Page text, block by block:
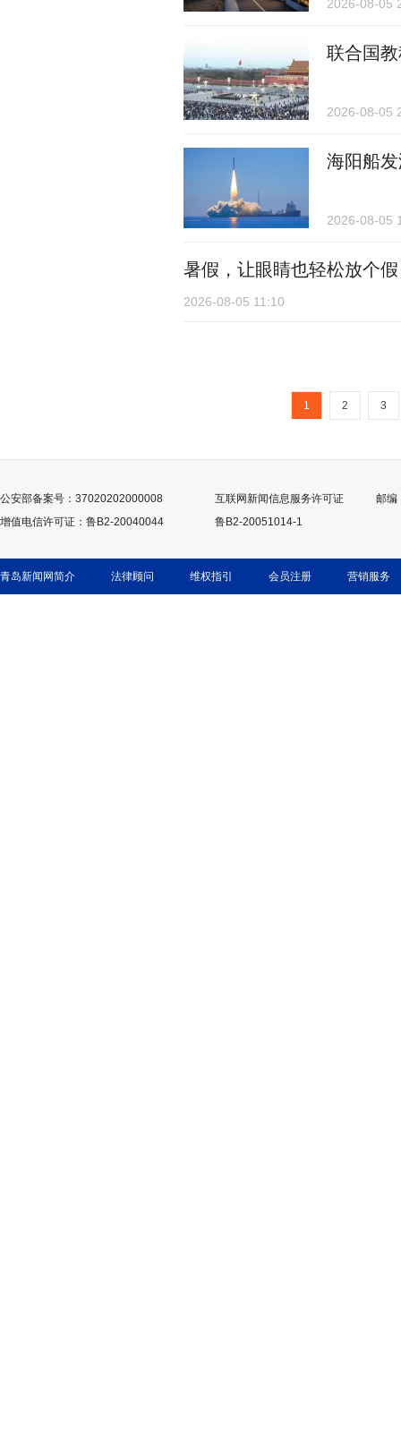
2026-08-05
联合国
2026-08-05
海阳船
2026-08-05
暑假，让眼睛也轻松放个
2026-08-05 11:10
1 2 3
公安部备案号：37020202000008 互联网新闻信息服务许可证
邮编
增值电信许可证：鲁B2-20040044
鲁B2-20051014-1
青岛新闻网简介 法律顾问 维权指引 会员注册 营销服务